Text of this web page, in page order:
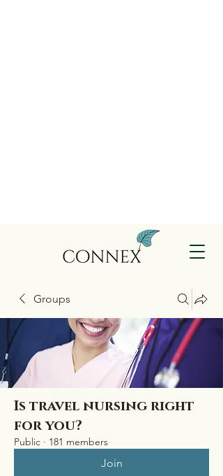
Groups
Is travel nursing right
for you?
Public · 181 members
Join